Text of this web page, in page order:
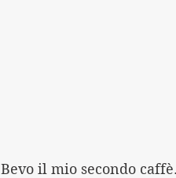
Bevo il mio secondo